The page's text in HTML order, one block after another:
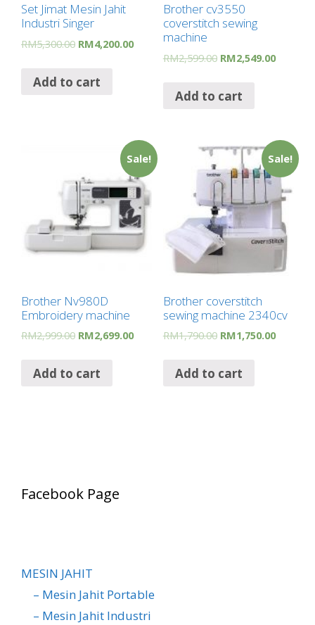
Set Jimat Mesin Jahit
Industri Singer
RM5,300.00 RM4,200.00
Add to cart
Brother cv3550
coverstitch sewing
machine
RM2,599.00 RM2,549.00
Add to cart
Sale!
Brother Nv980D
Embroidery machine
RM2,999.00 RM2,699.00
Add to cart
Sale!
Brother coverstitch
sewing machine 2340cv
RM1,790.00 RM1,750.00
Add to cart
Facebook Page
MESIN JAHIT
– Mesin Jahit Portable
– Mesin Jahit Industri